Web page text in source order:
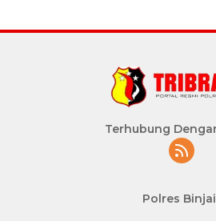
Terhubung
Polres Binjai